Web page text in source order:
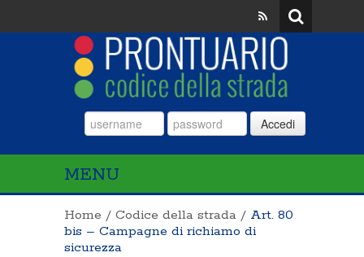
Accedi
MENU
Home / Codice della strada / Art. 80
bis – Campagne di richiamo di
sicurezza